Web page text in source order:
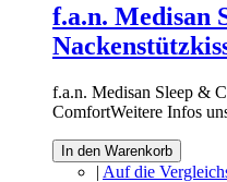
f.a.n. Medisan
f.a.n. Medisan Sleep &
ComfortWeitere Infos
In den Warenkorb
| Auf die